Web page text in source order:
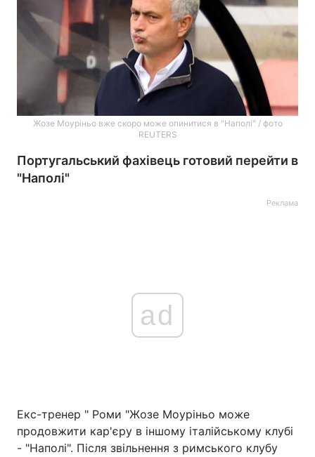
Жозе Моуріньо вже скоро може опинитися в "Наполі" / фото
REUTERS
Португальський фахівець готовий перейти в
"Наполі"
Реклама
ad
Екс-тренер " Роми "Жозе Моуріньо може
продовжити кар'єру в іншому італійському клубі
- "Наполі". Після звільнення з римського клубу